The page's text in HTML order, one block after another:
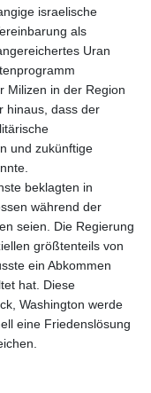
israelische
als
Uran
Milizen in der Region
hinaus, dass der
und zukünftige
beklagten in
während der
seien. Die Regierung
größtenteils von
ein Abkommen
hat. Diese
Washington werde
eine Friedenslösung